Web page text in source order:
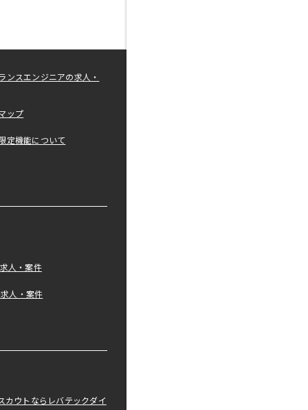
ンスエンジニアの求人・
ップ
定機能について
人・案件
人・案件
カウトならレバテックダイ